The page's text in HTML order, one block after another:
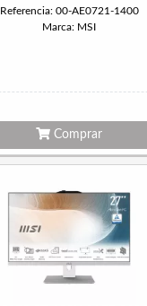
Referencia: 00-AE0721-1400
Marca: MSI
Comprar